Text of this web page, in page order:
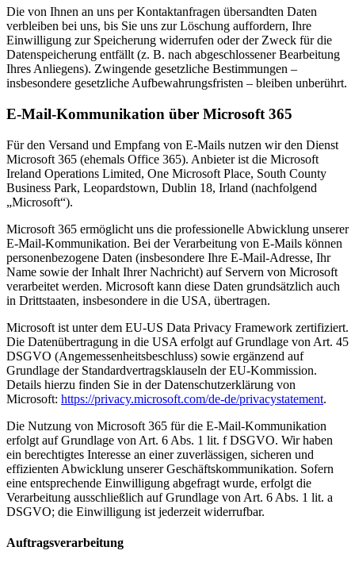
Die von Ihnen an uns per Kontaktanfragen übersandten Daten
verbleiben bei uns, bis Sie uns zur Löschung auffordern, Ihre
Einwilligung zur Speicherung widerrufen oder der Zweck für die
Datenspeicherung entfällt (z. B. nach abgeschlossener Bearbeitung
Ihres Anliegens). Zwingende gesetzliche Bestimmungen –
insbesondere gesetzliche Aufbewahrungsfristen – bleiben unberührt.
E-Mail-Kommunikation über Microsoft 365
Für den Versand und Empfang von E-Mails nutzen wir den Dienst
Microsoft 365 (ehemals Office 365). Anbieter ist die Microsoft
Ireland Operations Limited, One Microsoft Place, South County
Business Park, Leopardstown, Dublin 18, Irland (nachfolgend
„Microsoft“).
Microsoft 365 ermöglicht uns die professionelle Abwicklung unserer
E-Mail-Kommunikation. Bei der Verarbeitung von E-Mails können
personenbezogene Daten (insbesondere Ihre E-Mail-Adresse, Ihr
Name sowie der Inhalt Ihrer Nachricht) auf Servern von Microsoft
verarbeitet werden. Microsoft kann diese Daten grundsätzlich auch
in Drittstaaten, insbesondere in die USA, übertragen.
Microsoft ist unter dem EU-US Data Privacy Framework zertifiziert.
Die Datenübertragung in die USA erfolgt auf Grundlage von Art. 45
DSGVO (Angemessenheitsbeschluss) sowie ergänzend auf
Grundlage der Standardvertragsklauseln der EU-Kommission.
Details hierzu finden Sie in der Datenschutzerklärung von
Microsoft: https://privacy.microsoft.com/de-de/privacystatement.
Die Nutzung von Microsoft 365 für die E-Mail-Kommunikation
erfolgt auf Grundlage von Art. 6 Abs. 1 lit. f DSGVO. Wir haben
ein berechtigtes Interesse an einer zuverlässigen, sicheren und
effizienten Abwicklung unserer Geschäftskommunikation. Sofern
eine entsprechende Einwilligung abgefragt wurde, erfolgt die
Verarbeitung ausschließlich auf Grundlage von Art. 6 Abs. 1 lit. a
DSGVO; die Einwilligung ist jederzeit widerrufbar.
Auftragsverarbeitung